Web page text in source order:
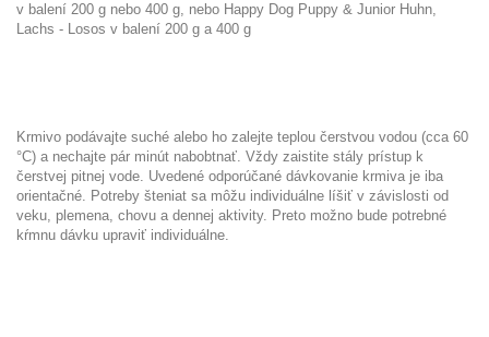
v balení 200 g nebo 400 g, nebo Happy Dog Puppy & Junior Huhn,
Lachs - Losos v balení 200 g a 400 g
Krmivo podávajte suché alebo ho zalejte teplou čerstvou vodou (cca 60
°C) a nechajte pár minút nabobtnať. Vždy zaistite stály prístup k
čerstvej pitnej vode. Uvedené odporúčané dávkovanie krmiva je iba
orientačné. Potreby šteniat sa môžu individuálne líšiť v závislosti od
veku, plemena, chovu a dennej aktivity. Preto možno bude potrebné
kŕmnu dávku upraviť individuálne.